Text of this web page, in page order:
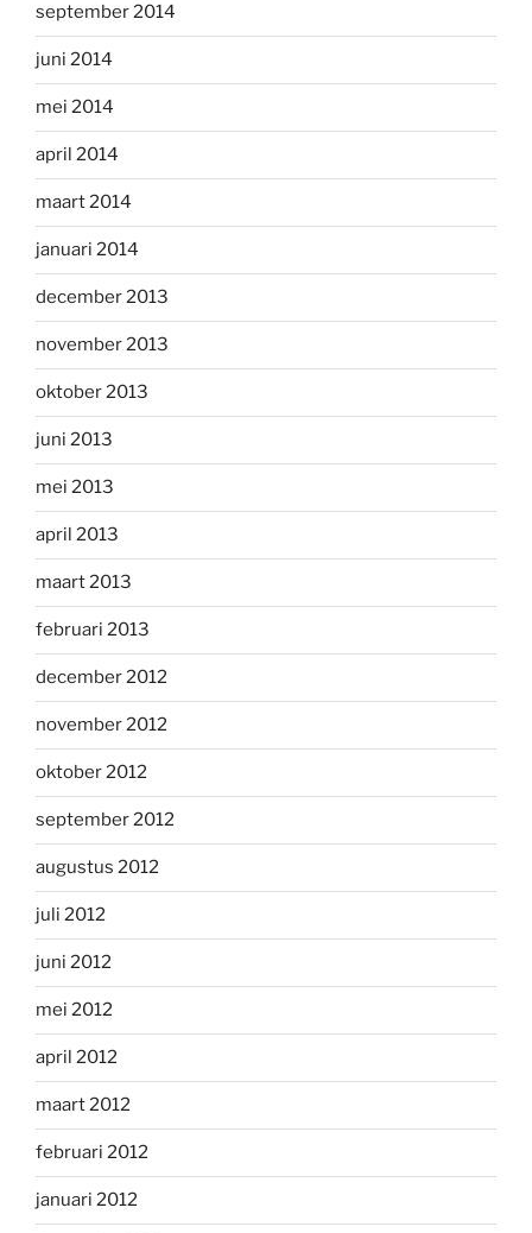
september 2014
juni 2014
mei 2014
april 2014
maart 2014
januari 2014
december 2013
november 2013
oktober 2013
juni 2013
mei 2013
april 2013
maart 2013
februari 2013
december 2012
november 2012
oktober 2012
september 2012
augustus 2012
juli 2012
juni 2012
mei 2012
april 2012
maart 2012
februari 2012
januari 2012